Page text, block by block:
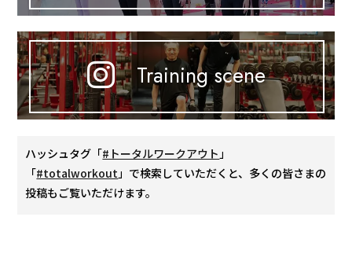
Training scene
ハッシュタグ「#トータルワークアウト 」
「#totalworkout 」で検索していただくと、多くの皆さまの
投稿もご覧いただけます。